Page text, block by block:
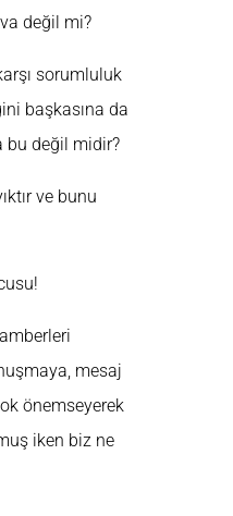
değil mi?
sorumluluk
başkasına da
bu değil midir?
ve bunu
mesaj
önemseyerek
iken biz ne